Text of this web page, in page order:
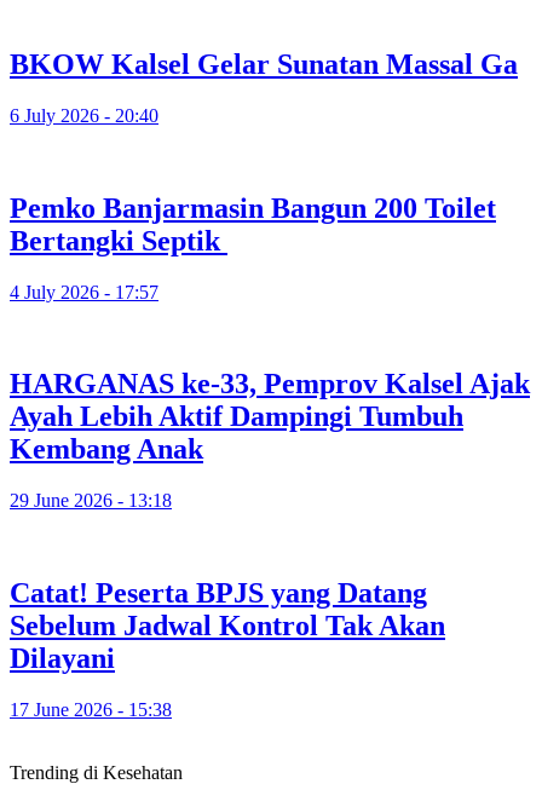
BKOW Kalsel Gelar Sunatan Massal Ga
6 July 2026 - 20:40
Pemko Banjarmasin Bangun 200 Toilet
Bertangki Septik
4 July 2026 - 17:57
HARGANAS ke-33, Pemprov Kalsel Ajak
Ayah Lebih Aktif Dampingi Tumbuh
Kembang Anak
29 June 2026 - 13:18
Catat! Peserta BPJS yang Datang
Sebelum Jadwal Kontrol Tak Akan
Dilayani
17 June 2026 - 15:38
Trending di Kesehatan